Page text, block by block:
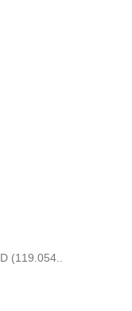
(119.054..